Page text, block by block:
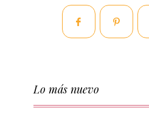
Lo más nuevo